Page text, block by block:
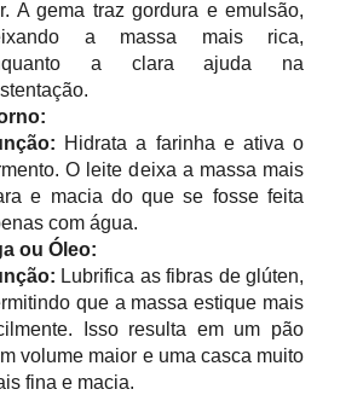
A gema traz gordura e emulsão,
a massa mais rica,
a clara ajuda na
Hidrata a farinha e ativa o
O leite deixa a massa mais
e macia do que se fosse feita
com água.
ou Óleo:
Lubrifica as fibras de glúten,
que a massa estique mais
Isso resulta em um pão
volume maior e uma casca muito
fina e macia.